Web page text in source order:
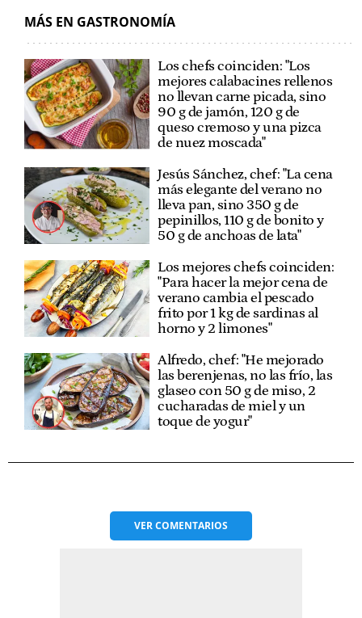
MÁS EN GASTRONOMÍA
Los chefs coinciden: "Los
mejores calabacines rellenos
no llevan carne picada, sino
90 g de jamón, 120 g de
queso cremoso y una pizca
de nuez moscada"
Jesús Sánchez, chef: "La cena
más elegante del verano no
lleva pan, sino 350 g de
pepinillos, 110 g de bonito y
50 g de anchoas de lata"
Los mejores chefs coinciden:
"Para hacer la mejor cena de
verano cambia el pescado
frito por 1 kg de sardinas al
horno y 2 limones"
Alfredo, chef: "He mejorado
las berenjenas, no las frío, las
glaseo con 50 g de miso, 2
cucharadas de miel y un
toque de yogur"
VERCOMENTARIOS